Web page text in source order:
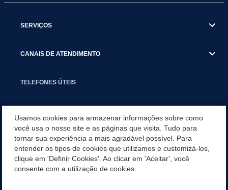
SERVIÇOS
CANAIS DE ATENDIMENTO
TELEFONES ÚTEIS
NOTÍCIAS
APLICATIVO
Usamos cookies para armazenar informações sobre como
você usa o nosso site e as páginas que visita. Tudo para
tornar sua experiência a mais agradável possível. Para
entender os tipos de cookies que utilizamos e customizá-los,
clique em 'Definir Cookies'. Ao clicar em 'Aceitar', você
consente com a utilização de cookies.